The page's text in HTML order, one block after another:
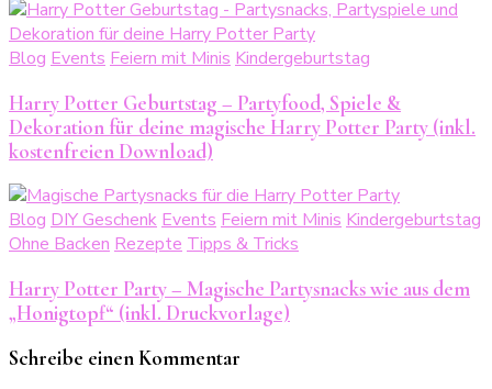
Blog Events Feiern mit Minis Kindergeburtstag
Harry Potter Geburtstag – Partyfood, Spiele &
Dekoration für deine magische Harry Potter Party (inkl.
kostenfreien Download)
Blog DIY GeschenkEventsFeiern mit MinisKindergeburtstag
Ohne BackenRezepteTipps & Tricks
Harry Potter Party – Magische Partysnacks wie aus dem
„Honigtopf“ (inkl. Druckvorlage)
Schreibe einen Kommentar